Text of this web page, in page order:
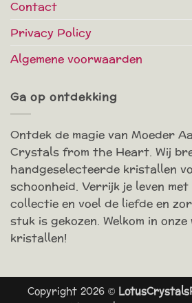
Contact
Privacy Policy
Algemene voorwaarden
Ga op ontdekking
Ontdek de magie van Moeder
Crystals from the Heart. Wij
handgeselecteerde kristallen
schoonheid. Verrijk je leven met
collectie en voel de liefde en
stuk is gekozen. Welkom in
kristallen!
Copyright 2026 ©